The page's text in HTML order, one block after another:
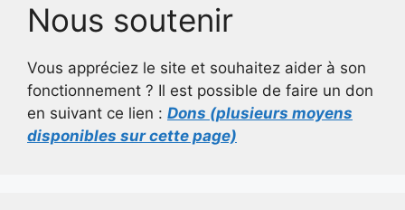
Nous soutenir
Vous appréciez le site et souhaitez aider à son
fonctionnement ? Il est possible de faire un don
en suivant ce lien : Dons (plusieurs moyens
disponibles sur cette page)